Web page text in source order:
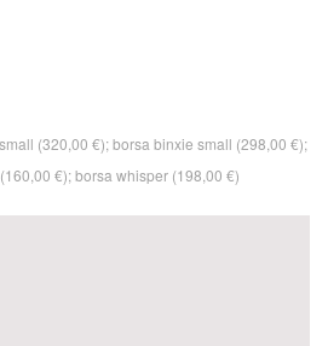
(320,00 €); borsa binxie small (298,00 €);
€); borsa whisper (198,00 €)